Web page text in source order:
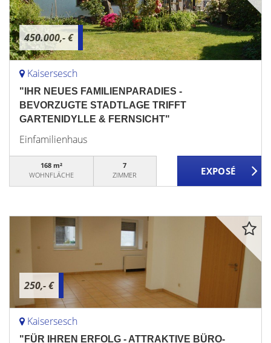
450.000,- €
Kaisersesch
"IHR NEUES FAMILIENPARADIES -
BEVORZUGTE STADTLAGE TRIFFT
GARTENIDYLLE & FERNSICHT"
Einfamilienhaus
168 m²
WOHNFLÄCHE
7
ZIMMER
250,- €
Kaisersesch
"FÜR IHREN ERFOLG - ATTRAKTIVE BÜRO-